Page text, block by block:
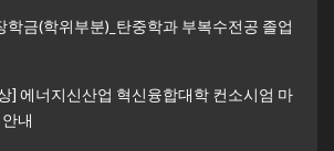
학금(학위부분)_탄중학과 부복수전공 졸업
] 에너지신산업 혁신융합대학 컨소시엄 마
내